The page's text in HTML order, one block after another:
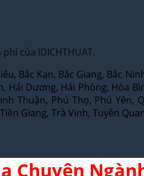
của IDICHTHUAT.
Bắc Kạn, Bắc Giang, Bắc
Dương, Hải Phòng, Hòa
Thuận, Phú Thọ, Phú Yên,
Giang, Trà Vinh, Tuyên
Chuyên